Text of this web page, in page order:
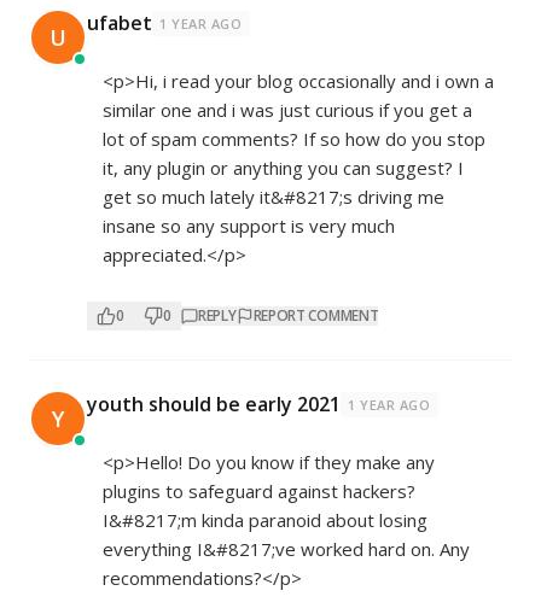
U ufabet 1 YEAR AGO
<p>Hi, i read your blog occasionally and i own a
similar one and i was just curious if you get a
lot of spam comments? If so how do you stop
it, any plugin or anything you can suggest? I
get so much lately it&#8217;s driving me
insane so any support is very much
appreciated.</p>
0 0 REPLY REPORT COMMENT
Y youth should be early 2021 1 YEAR AGO
<p>Hello! Do you know if they make any
plugins to safeguard against hackers?
I&#8217;m kinda paranoid about losing
everything I&#8217;ve worked hard on. Any
recommendations?</p>